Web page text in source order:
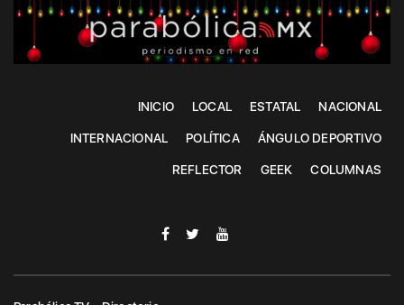
INICIO LOCAL ESTATAL NACIONAL
INTERNACIONAL POLÍTICA ÁNGULO DEPORTIVO
REFLECTOR GEEK COLUMNAS